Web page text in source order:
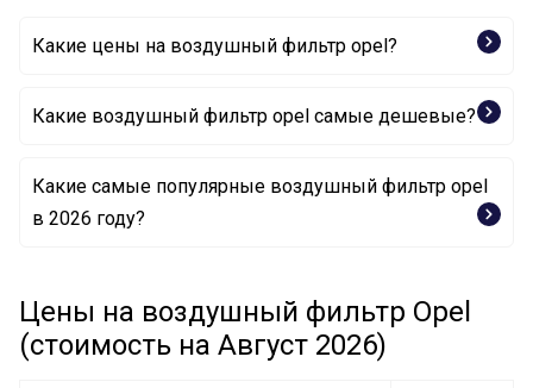
Какие цены на воздушный фильтр opel?
Какие воздушный фильтр opel самые дешевые?
Воздушный фильтр 13384034 OPEL
Воздушный фильтр 96628890 OPEL
Какие самые популярные воздушный фильтр opel
в 2026 году?
Цены на воздушный фильтр Opel
(стоимость на Август 2026)